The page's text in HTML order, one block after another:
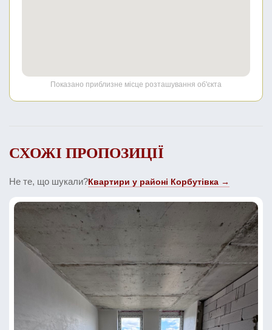
Показано приблизне місце розташування об'єкта
СХОЖІ ПРОПОЗИЦІЇ
Не те, що шукали?Квартири у районі Корбутівка →